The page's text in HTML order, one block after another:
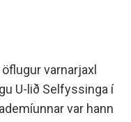
varnarjaxl
U-lið Selfyssinga í
var hann